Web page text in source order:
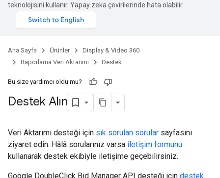
teknolojisini kullanır. Yapay zeka çevirilerinde hata olabilir.
Ana Sayfa Ürünler
Display & Video 360
Raporlama Veri Aktarımı
Destek
Bu size yardımcı oldu mu?
Destek Alın
Veri Aktarımı desteği için sık sorulan sorular sayfasını
ziyaret edin. Hâlâ sorularınız varsa iletişim formunu
kullanarak destek ekibiyle iletişime geçebilirsiniz.
Google DoubleClick Bid Manager API desteği için destek